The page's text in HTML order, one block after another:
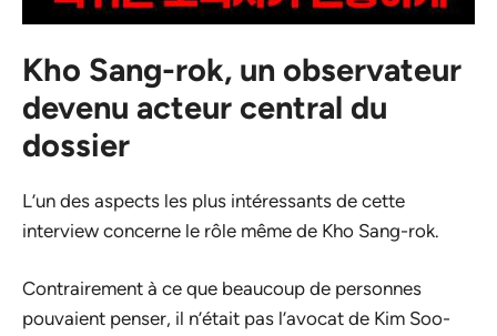
Kho Sang-rok, un observateur
devenu acteur central du
dossier
L’un des aspects les plus intéressants de cette
interview concerne le rôle même de Kho Sang-rok.
Contrairement à ce que beaucoup de personnes
pouvaient penser, il n’était pas l’avocat de Kim Soo-